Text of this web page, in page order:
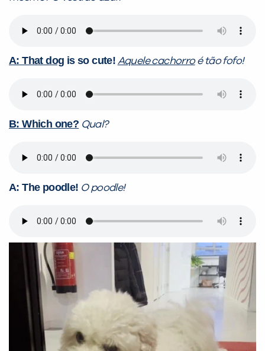
A: That dog is so cute! Aquele cachorroé tão fofo!
B: Which one? Qual?
A: The poodle! O poodle!